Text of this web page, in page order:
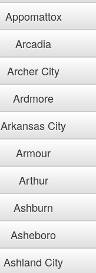
Appomattox
Arcadia
Archer City
Ardmore
Arkansas City
Armour
Arthur
Ashburn
Asheboro
Ashland City